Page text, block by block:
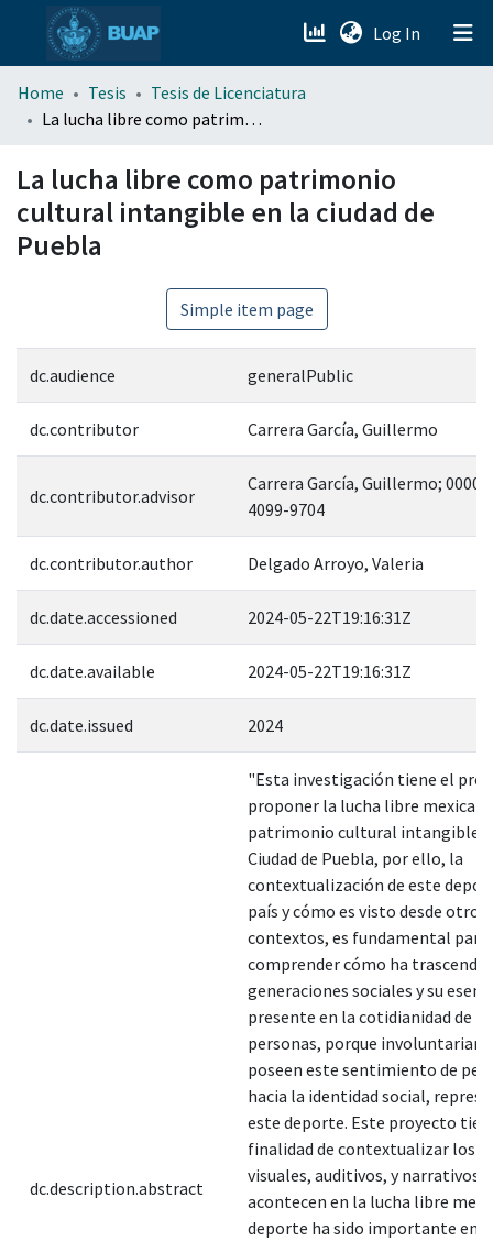
Log In (current)
menu.section.about_menu
Home Tesis
Tesis de Licenciatura
La lucha libre como patrimonio cultural intangible en la ciudad de Puebla
La lucha libre como patrimonio
cultural intangible en la ciudad de
Puebla
Simple item page
dc.audience generalPublic
dc.contributor Carrera García, Guillermo
dc.contributor.advisor
Carrera García, Guillermo; 0000-
4099-9704
dc.contributor.author Delgado Arroyo, Valeria
dc.date.accessioned 2024-05-22T19:16:31Z
dc.date.available 2024-05-22T19:16:31Z
dc.date.issued 2024
dc.description.abstract
"Esta investigación tiene el
proponer la lucha libre
patrimonio cultural intangible
Ciudad de Puebla, por ello, la
contextualización de este
país y cómo es visto desde otros
contextos, es fundamental para
comprender cómo ha
generaciones sociales y su
presente en la cotidianidad de
personas, porque
poseen este sentimiento de
hacia la identidad social,
este deporte. Este proyecto
finalidad de contextualizar los
visuales, auditivos, y narrativos
acontecen en la lucha libre
deporte ha sido importante en